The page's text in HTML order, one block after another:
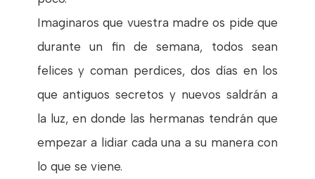
Imaginaros que vuestra madre os pide que
durante un fin de semana, todos sean
felices y coman perdices, dos días en los
que antiguos secretos y nuevos saldrán a
la luz, en donde las hermanas tendrán que
empezar a lidiar cada una a su manera con
lo que se viene.